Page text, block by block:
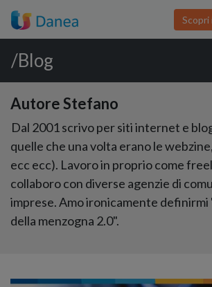
Scopri
/Blog
Autore Stefano
Dal 2001 scrivo per siti internet e
quelle che una volta erano le
ecc ecc). Lavoro in proprio come
collaboro con diverse agenzie di
imprese. Amo ironicamente
della menzogna 2.0".